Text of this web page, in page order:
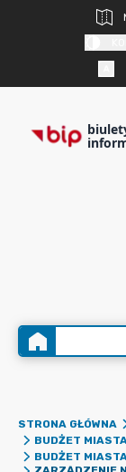
STRONA GŁÓWNA
BUDŻET
BUDŻET